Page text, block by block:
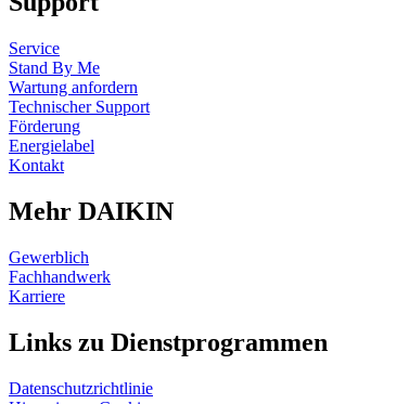
Service
Stand By Me
Wartung anfordern
Technischer Support
Förderung
Energielabel
Kontakt
Mehr DAIKIN
Gewerblich
Fachhandwerk
Karriere
Links zu Dienstprogrammen
Datenschutzrichtlinie